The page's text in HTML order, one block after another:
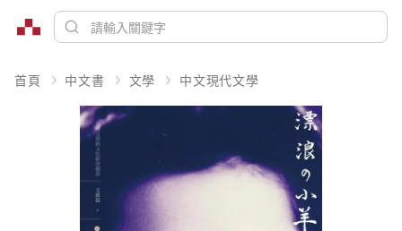
首頁 中文書 文學 中文現代文學